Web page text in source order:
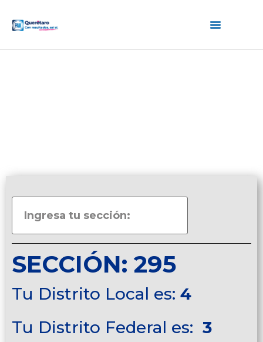
SECCIÓN: 295
Tu Distrito Local es: 4
Tu Distrito Federal es: 3